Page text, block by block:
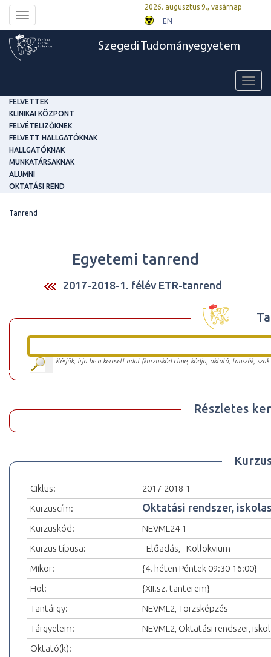
Toggle
navigation
2026. augusztus 9., vasárnap
EN
Szegedi Tudományegyetem
FELVETTEK
KLINIKAI KÖZPONT
FELVÉTELIZŐKNEK
FELVETT HALLGATÓKNAK
HALLGATÓKNAK
MUNKATÁRSAKNAK
ALUMNI
OKTATÁSI REND
Tanrend
Egyetemi tanrend
2017-2018-1. félév ETR-tanrend
Kérjük, írja be a keresett adat (kurzuskód címe, kódja, oktató, tanszék,
Részletes
Ciklus:
2017-2018-1
Kurzuscím:
Oktatási rendszer,
Kurzuskód:
NEVML24-1
Kurzus típusa:
_Előadás, _Kollokvium
Mikor:
{4. héten Péntek 09:30-16:00}
Hol:
{XII.sz. tanterem}
Tantárgy:
NEVML2, Törzsképzés
Tárgyelem:
NEVML2, Oktatási rendszer,
Oktató(k):